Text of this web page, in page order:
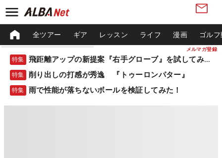
メルマガ登録
全ツアー ギア レッスン ライフ 漫画 ゴル
特集 飛距離アップの新提案『右手グローブ』を試してみた！
特集 削り出しの打感が秀逸 『トゥーロンパター』
特集 雨で性能が落ちないボールを検証してみた！